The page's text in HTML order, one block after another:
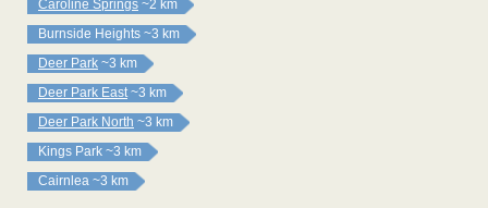
Caroline Springs ~2 km
Burnside Heights ~3 km
Deer Park ~3 km
Deer Park East ~3 km
Deer Park North ~3 km
Kings Park ~3 km
Cairnlea ~3 km